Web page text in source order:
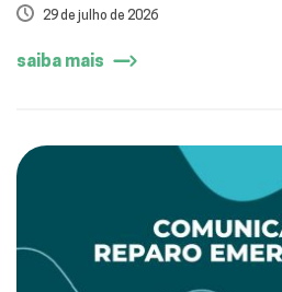
29 de julho de 2026
saiba mais